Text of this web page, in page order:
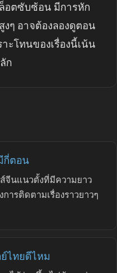
อตซับซ้อน มีการหัก
ๆ อาจต้องลองดูตอน
ะโทนของเรื่องนี้เน้น
ก
กี่ตอน
จีนแนวตั้งที่มีความยาว
ารติดตามเรื่องราวยาวๆ
ไทยดีไหม